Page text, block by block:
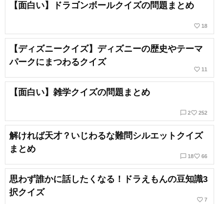
【面白い】ドラゴンボールクイズの問題まとめ
favorite_border 18
【ディズニークイズ】ディズニーの歴史やテーマ
パークにまつわるクイズ
favorite_border 11
【面白い】雑学クイズの問題まとめ
chat_bubble_outline 2favorite_border 252
解ければ天才？いじわるな難問シルエットクイズ
まとめ
chat_bubble_outline 18favorite_border 66
思わず誰かに話したくなる！ドラえもんの豆知識3
択クイズ
favorite_border 7